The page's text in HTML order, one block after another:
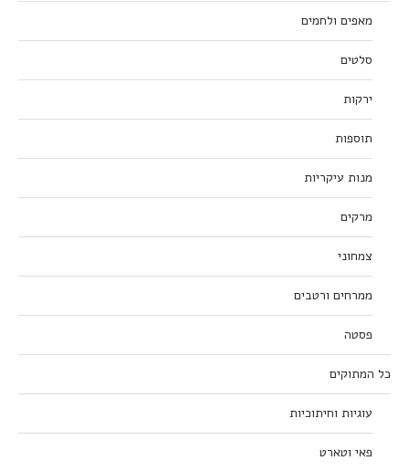
מאפים ולחמים
סלטים
ירקות
תוספות
מנות עיקריות
מרקים
צמחוני
ממרחים ורטבים
פסטה
כל המתוקים
עוגיות וחיתוכיות
פאי וטארט